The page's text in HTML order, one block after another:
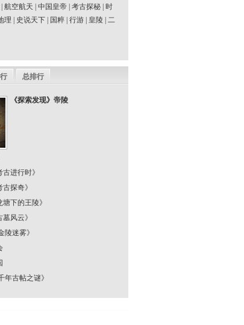
航空航天 中国皇帝 考古探秘
时
理 史说天下 国粹 行游 皇陵
二
总排行
《探索发现》帝陵
进行时》
探奇》
下的王陵》
风云》
陵迷雾》
年古帖之谜》